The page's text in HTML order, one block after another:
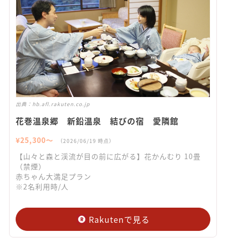
出典： hb.afl.rakuten.co.jp
花巻温泉郷 新鉛温泉 結びの宿 愛隣館
¥25,300〜 （2026/06/19 時点）
【山々と森と渓流が目の前に広がる】花かんむり 10畳
（禁煙）
赤ちゃん大満足プラン
※2名利用時/人
Rakutenで見る